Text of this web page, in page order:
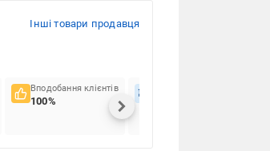
Інші товари продавця
Вподобання клієнтів
100%